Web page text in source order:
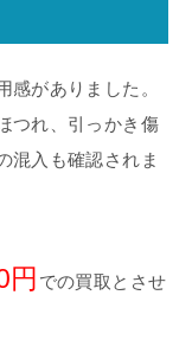
がありました。
つれ、引っかき傷
混入も確認されま
円 での買取とさせ